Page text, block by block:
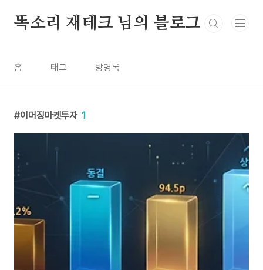
똑소리 재테크 님의 블로그
홈 태그 방명록
이머징마켓투자 1